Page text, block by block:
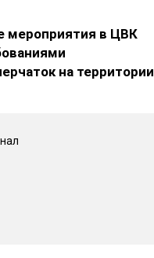
мероприятия в ЦВК
на территории